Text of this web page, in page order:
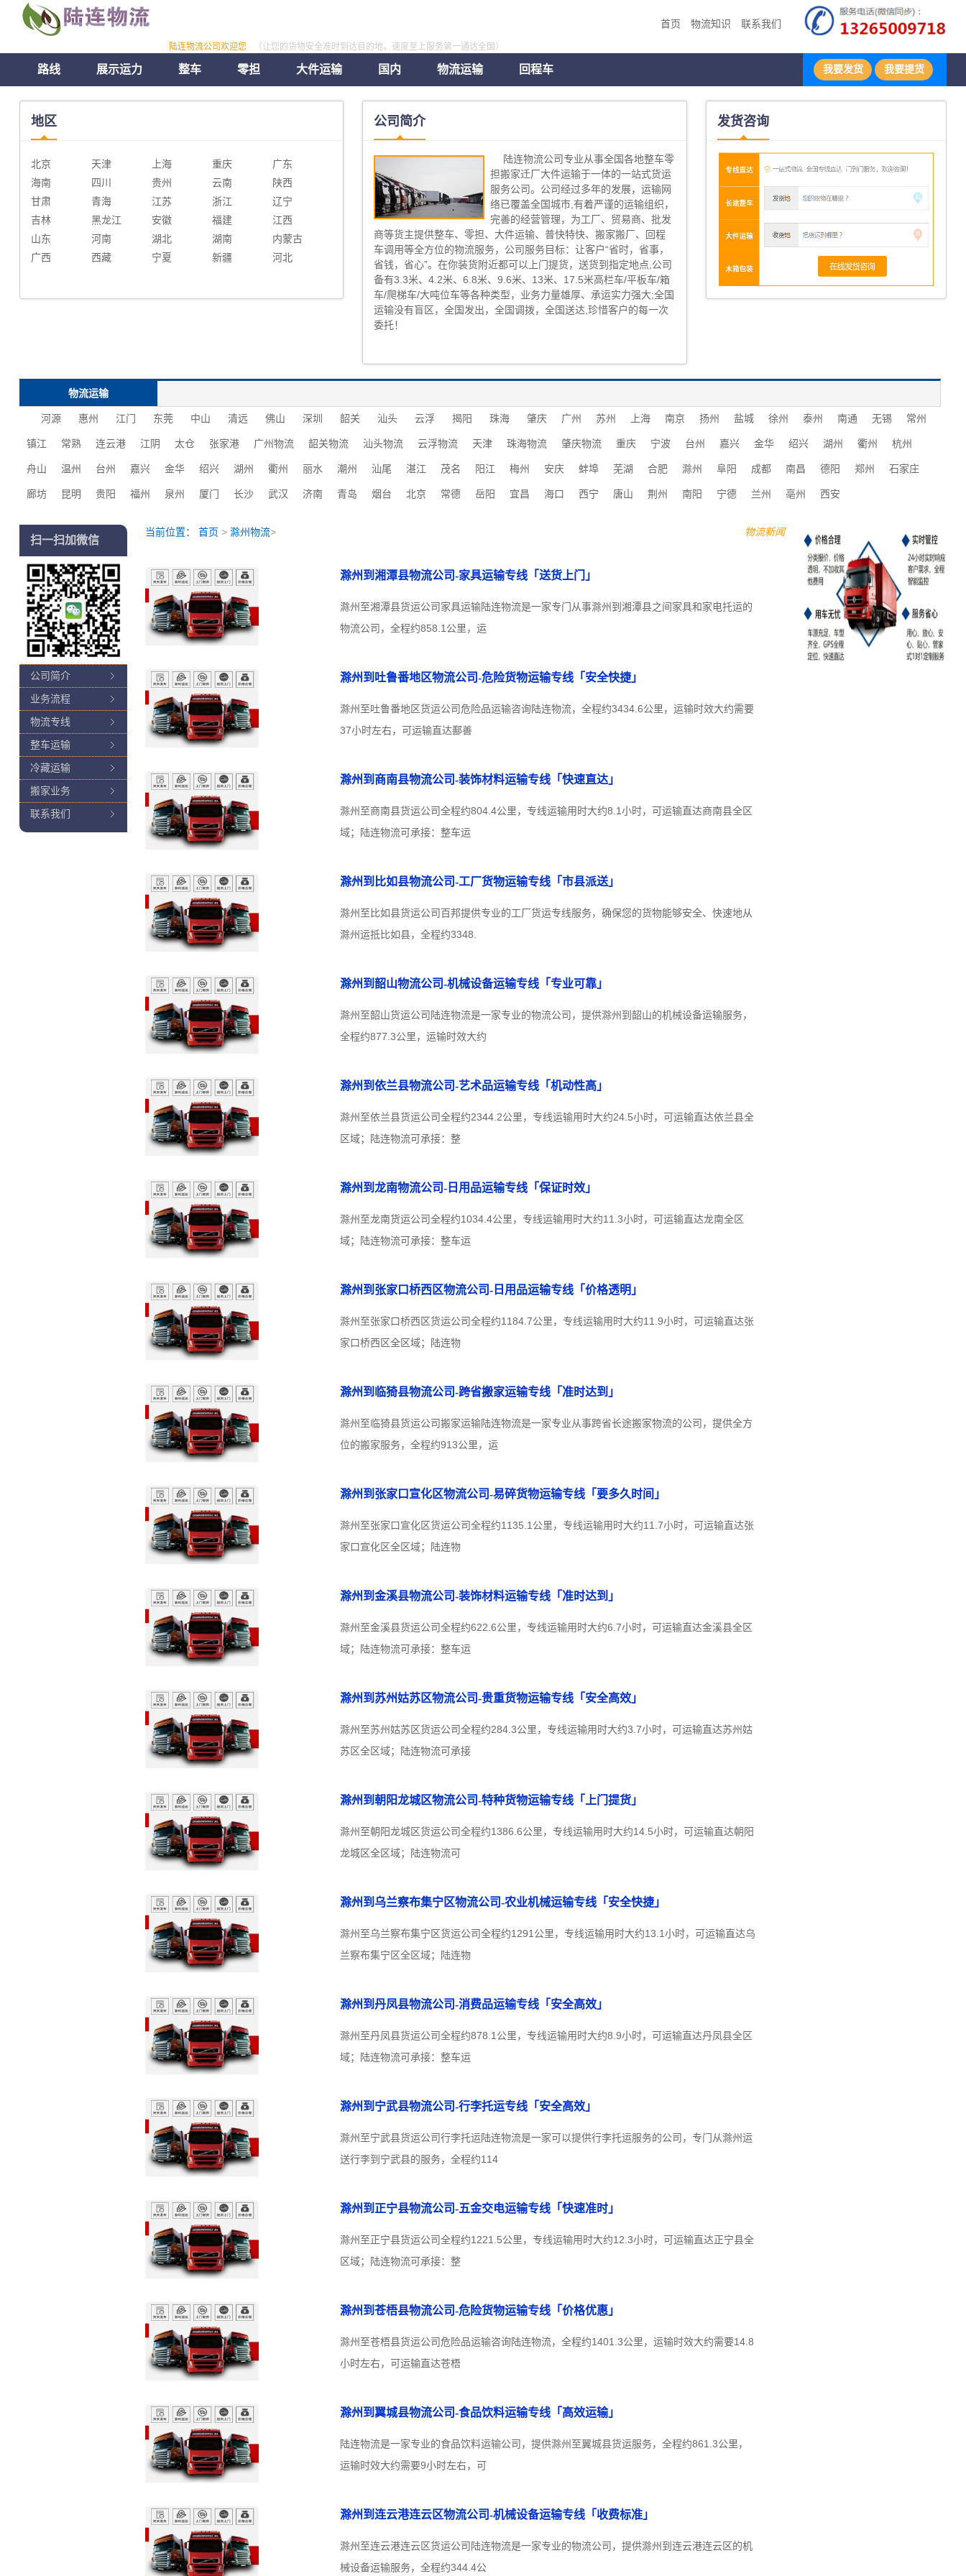
首页 物流知识 联系我们
陆连物流公司欢迎您 （让您的货物安全准时到达目的地，速度至上服务第一通达全国）
路线 展示运力 整车 零担 大件运输 国内 物流运输 回程车 我要发货 我要提货
地区
北京 天津 上海 重庆
广东
海南
四川 贵州 云南
陕西
甘肃
青海 江苏 浙江
辽宁
吉林
黑龙江 安徽 福建
江西
山东
河南 湖北 湖南
内蒙古
广西
西藏 宁夏 新疆 河北
公司简介
陆连物流公司专业从事全国各地整车零
担搬家迁厂大件运输于一体的一站式货运
服务公司。公司经过多年的发展，运输网
络已覆盖全国城市,有着严谨的运输组织，
完善的经营管理，为工厂、贸易商、批发
商等货主提供整车、零担、大件运输、普快特快、搬家搬厂、回程
车调用等全方位的物流服务，公司服务目标：让客户“省时，省事，
省钱，省心”。在你装货附近都可以上门提货，送货到指定地点,公司
备有3.3米、4.2米、6.8米、9.6米、13米、17.5米高栏车/平板车/箱
车/爬梯车/大吨位车等各种类型，业务力量雄厚、承运实力强大;全国
运输没有盲区，全国发出，全国调拨，全国送达,珍惜客户的每一次
委托！
发货咨询
物流运输
河源 惠州 江门 东莞 中山 清远 佛山 深圳 韶关 汕头 云浮 揭阳 珠海 肇庆 广州 苏州 上海 南京 扬州 盐城 徐州 泰州 南通 无锡 常州
镇江 常熟 连云港 江阴 太仓 张家港 广州物流 韶关物流 汕头物流 云浮物流 天津 珠海物流 肇庆物流 重庆 宁波 台州 嘉兴 金华 绍兴 湖州 衢州 杭州
舟山 温州 台州 嘉兴 金华 绍兴 湖州 衢州 丽水 潮州 汕尾 湛江 茂名 阳江 梅州 安庆 蚌埠 芜湖 合肥 滁州 阜阳 成都 南昌 德阳 郑州 石家庄
廊坊 昆明 贵阳 福州 泉州 厦门 长沙 ‌‌武汉 济南 青岛 烟台 北京 常德 岳阳 宜昌 海口 西宁 唐山 荆州 南阳 宁德 兰州 亳州 西安
当前位置： 首页 > 滁州物流> 物流新闻
滁州到湘潭县物流公司-家具运输专线「送货上门」
滁州至湘潭县货运公司家具运输陆连物流是一家专门从事滁州到湘潭县之间家具和家电托运的
物流公司，全程约858.1公里，运
滁州到吐鲁番地区物流公司-危险货物运输专线「安全快捷」
滁州至吐鲁番地区货运公司危险品运输咨询陆连物流，全程约3434.6公里，运输时效大约需要
37小时左右，可运输直达鄯善
滁州到商南县物流公司-装饰材料运输专线「快速直达」
滁州至商南县货运公司全程约804.4公里，专线运输用时大约8.1小时，可运输直达商南县全区
域；陆连物流可承接：整车运
滁州到比如县物流公司-工厂货物运输专线「市县派送」
滁州至比如县货运公司百邦提供专业的工厂货运专线服务，确保您的货物能够安全、快速地从
滁州运抵比如县，全程约3348.
滁州到韶山物流公司-机械设备运输专线「专业可靠」
滁州至韶山货运公司陆连物流是一家专业的物流公司，提供滁州到韶山的机械设备运输服务，
全程约877.3公里，运输时效大约
滁州到依兰县物流公司-艺术品运输专线「机动性高」
滁州至依兰县货运公司全程约2344.2公里，专线运输用时大约24.5小时，可运输直达依兰县全
区域；陆连物流可承接：整
滁州到龙南物流公司-日用品运输专线「保证时效」
滁州至龙南货运公司全程约1034.4公里，专线运输用时大约11.3小时，可运输直达龙南全区
域；陆连物流可承接：整车运
滁州到张家口桥西区物流公司-日用品运输专线「价格透明」
滁州至张家口桥西区货运公司全程约1184.7公里，专线运输用时大约11.9小时，可运输直达张
家口桥西区全区域；陆连物
滁州到临猗县物流公司-跨省搬家运输专线「准时达到」
滁州至临猗县货运公司搬家运输陆连物流是一家专业从事跨省长途搬家物流的公司，提供全方
位的搬家服务，全程约913公里，运
滁州到张家口宣化区物流公司-易碎货物运输专线「要多久时间」
滁州至张家口宣化区货运公司全程约1135.1公里，专线运输用时大约11.7小时，可运输直达张
家口宣化区全区域；陆连物
滁州到金溪县物流公司-装饰材料运输专线「准时达到」
滁州至金溪县货运公司全程约622.6公里，专线运输用时大约6.7小时，可运输直达金溪县全区
域；陆连物流可承接：整车运
滁州到苏州姑苏区物流公司-贵重货物运输专线「安全高效」
滁州至苏州姑苏区货运公司全程约284.3公里，专线运输用时大约3.7小时，可运输直达苏州姑
苏区全区域；陆连物流可承接
滁州到朝阳龙城区物流公司-特种货物运输专线「上门提货」
滁州至朝阳龙城区货运公司全程约1386.6公里，专线运输用时大约14.5小时，可运输直达朝阳
龙城区全区域；陆连物流可
滁州到乌兰察布集宁区物流公司-农业机械运输专线「安全快捷」
滁州至乌兰察布集宁区货运公司全程约1291公里，专线运输用时大约13.1小时，可运输直达乌
兰察布集宁区全区域；陆连物
滁州到丹凤县物流公司-消费品运输专线「安全高效」
滁州至丹凤县货运公司全程约878.1公里，专线运输用时大约8.9小时，可运输直达丹凤县全区
域；陆连物流可承接：整车运
滁州到宁武县物流公司-行李托运专线「安全高效」
滁州至宁武县货运公司行李托运陆连物流是一家可以提供行李托运服务的公司，专门从滁州运
送行李到宁武县的服务，全程约114
滁州到正宁县物流公司-五金交电运输专线「快速准时」
滁州至正宁县货运公司全程约1221.5公里，专线运输用时大约12.3小时，可运输直达正宁县全
区域；陆连物流可承接：整
滁州到苍梧县物流公司-危险货物运输专线「价格优惠」
滁州至苍梧县货运公司危险品运输咨询陆连物流，全程约1401.3公里，运输时效大约需要14.8
小时左右，可运输直达苍梧
滁州到翼城县物流公司-食品饮料运输专线「高效运输」
陆连物流是一家专业的食品饮料运输公司，提供滁州至翼城县货运服务，全程约861.3公里，
运输时效大约需要9小时左右，可
滁州到连云港连云区物流公司-机械设备运输专线「收费标准」
滁州至连云港连云区货运公司陆连物流是一家专业的物流公司，提供滁州到连云港连云区的机
械设备运输服务，全程约344.4公
扫一扫加微信
公司简介
业务流程
物流专线
整车运输
冷藏运输
搬家业务
联系我们